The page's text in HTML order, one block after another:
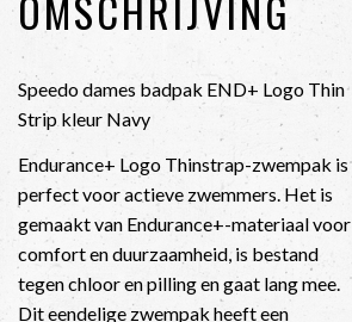
Speedo dames badpak END+ Logo Thin
Strip kleur Navy
Endurance+ Logo Thinstrap-zwempak is
perfect voor actieve zwemmers. Het is
gemaakt van Endurance+-materiaal voor
comfort en duurzaamheid, is bestand
tegen chloor en pilling en gaat lang mee.
Dit eendelige zwempak heeft een